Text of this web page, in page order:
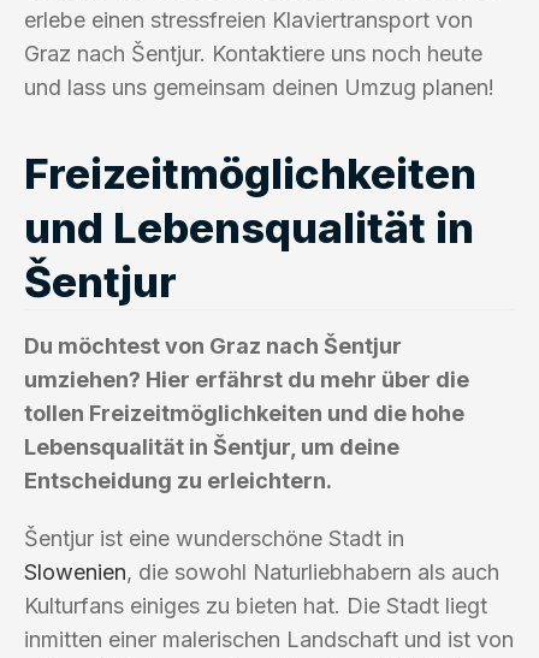
erlebe einen stressfreien Klaviertransport von
Graz nach Šentjur. Kontaktiere uns noch heute
und lass uns gemeinsam deinen Umzug planen!
Freizeitmöglichkeiten
und Lebensqualität in
Šentjur
Du möchtest von Graz nach Šentjur
umziehen? Hier erfährst du mehr über die
tollen Freizeitmöglichkeiten und die hohe
Lebensqualität in Šentjur, um deine
Entscheidung zu erleichtern.
Šentjur ist eine wunderschöne Stadt in
Slowenien, die sowohl Naturliebhabern als auch
Kulturfans einiges zu bieten hat. Die Stadt liegt
inmitten einer malerischen Landschaft und ist von